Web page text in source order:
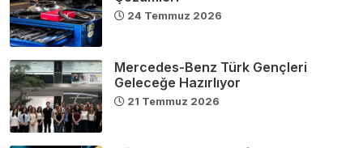
24 Temmuz 2026
Mercedes-Benz Türk Gençleri
Geleceğe Hazırlıyor
21 Temmuz 2026